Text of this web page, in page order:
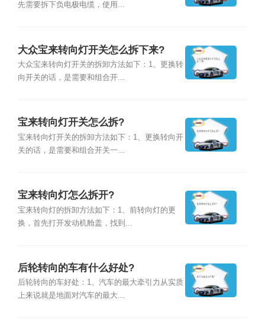
先需要拆下负电极电缆，使用...
大众宝来转向灯开关怎么拆下来?
大众宝来转向灯开关的拆卸方法如下：1、更换转
向开关的话，是需要和组合开...
宝来转向灯开关怎么拆?
宝来转向灯开关的拆卸方法如下：1、更换转向开
关的话，是需要和组合开关一...
宝来转向灯怎么拆开?
宝来转向灯的拆卸方法如下：1、前转向灯的更
换，首先打开发动机舱盖，找到...
后轮转向的车有什么好处?
后轮转向的车好处：1、汽车的最大牵引力从实质
上来说就是地面对汽车的最大...